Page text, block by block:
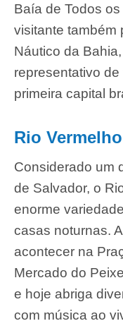
Baía de Todos
visitante também
Náutico da
representativo
primeira capital
Rio Vermelho
Considerado um
de Salvador, o
enorme
casas noturnas.
acontecer na
Mercado do
e hoje abriga
com música ao